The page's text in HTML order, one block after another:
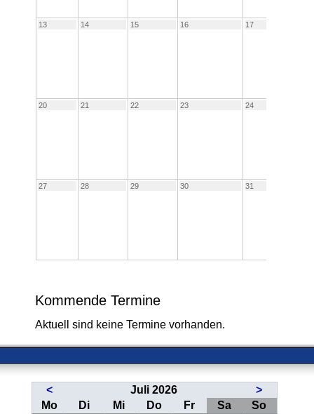
13 14 15 16 17
20 21 22 23 24
27 28 29 30 31
Kommende Termine
Aktuell sind keine Termine vorhanden.
< Juli 2026
>
MontagDienstag
Mittwoch
Donnerstag
FreitagSamstag
So